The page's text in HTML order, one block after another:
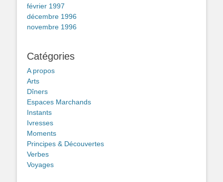
février 1997
décembre 1996
novembre 1996
Catégories
A propos
Arts
Dîners
Espaces Marchands
Instants
Ivresses
Moments
Principes & Découvertes
Verbes
Voyages